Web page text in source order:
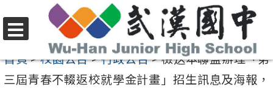
至
要
選
單
首頁>校園公告>行政公告>檢送本聯盟辦理「第
三屆青春不輟返校就學金計畫」招生訊息及海報，